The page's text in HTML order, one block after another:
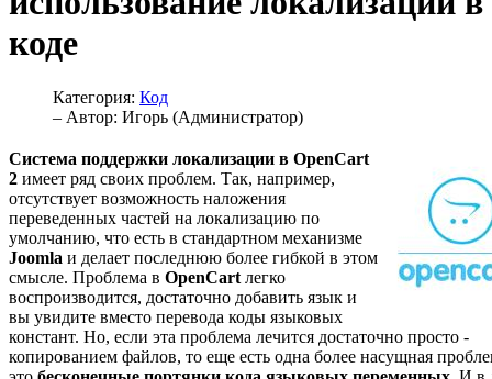
коде
Категория: Код
– Автор: Игорь (Администратор)
Система поддержки локализации в OpenCart
2 имеет ряд своих проблем. Так, например,
отсутствует возможность наложения
переведенных частей на локализацию по
умолчанию, что есть в стандартном механизме
Joomla и делает последнюю более гибкой в этом
смысле. Проблема в OpenCart легко
воспроизводится, достаточно добавить язык и
вы увидите вместо перевода коды языковых
констант. Но, если эта проблема лечится достаточно просто -
копированием файлов, то еще есть одна более насущная